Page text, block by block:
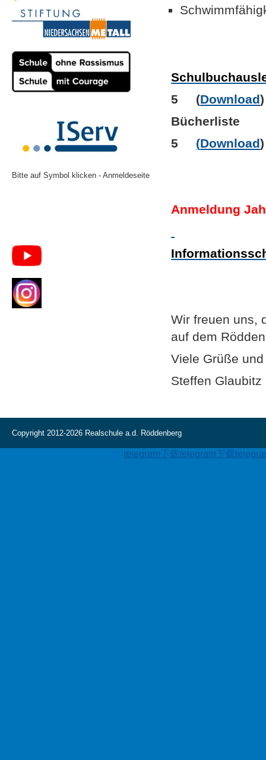
Bitte auf Symbol klicken - Anmeldeseite
5 (Download)
Bücherliste
5 (Download)
Anmeldung
Wir freuen uns,
auf dem
Viele Grüße
Steffen Glaubitz
Copyright 2012-2026 Realschule a.d. Röddenberg
telegram下载telegram下载